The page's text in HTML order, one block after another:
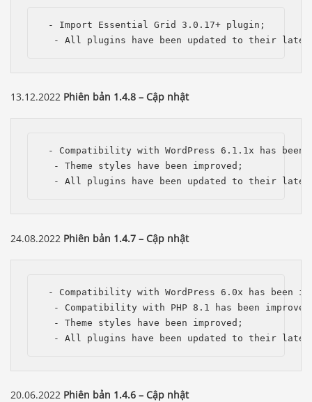
- Import Essential Grid 3.0.17+ plugin;
- All plugins have been updated to their
13.12.2022 Phiên bản 1.4.8 – Cập nhật
- Compatibility with WordPress 6.1.1x has been
  - Theme styles have been improved;
- All plugins have been updated to their
24.08.2022 Phiên bản 1.4.7 – Cập nhật
- Compatibility with WordPress 6.0x has been
- Compatibility with PHP 8.1 has been
  - Theme styles have been improved;
- All plugins have been updated to their
20.06.2022 Phiên bản 1.4.6 – Cập nhật